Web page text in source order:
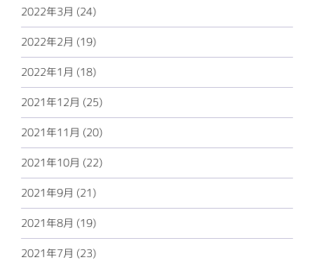
2022年3月 (24)
2022年2月 (19)
2022年1月 (18)
2021年12月 (25)
2021年11月 (20)
2021年10月 (22)
2021年9月 (21)
2021年8月 (19)
2021年7月 (23)